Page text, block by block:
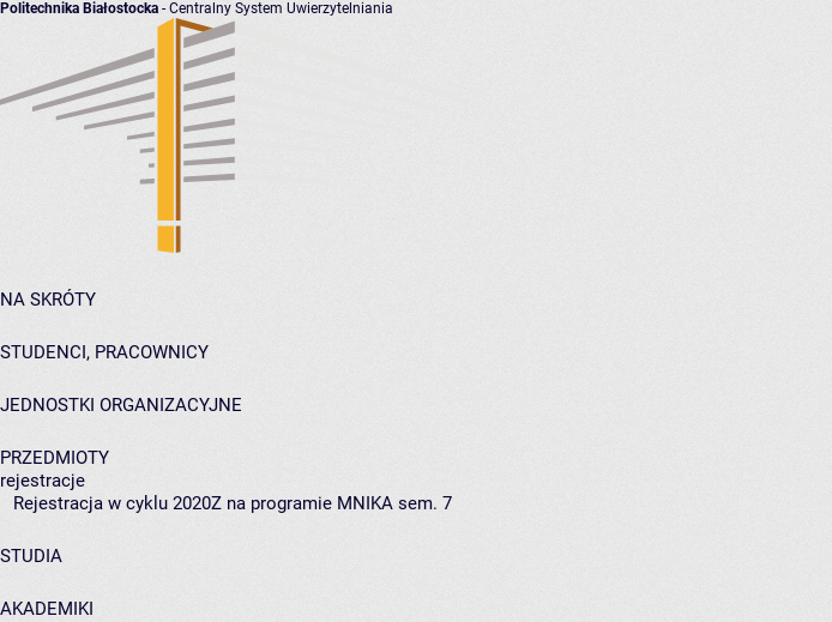
Politechnika Białostocka - Centralny System Uwierzytelniania
NA SKRÓTY
STUDENCI, PRACOWNICY
JEDNOSTKI ORGANIZACYJNE
PRZEDMIOTY
rejestracje
Rejestracja w cyklu 2020Z na programie MNIKA sem. 7
STUDIA
AKADEMIKI